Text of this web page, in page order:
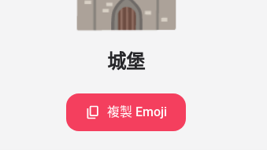
城堡
複製 Emoji